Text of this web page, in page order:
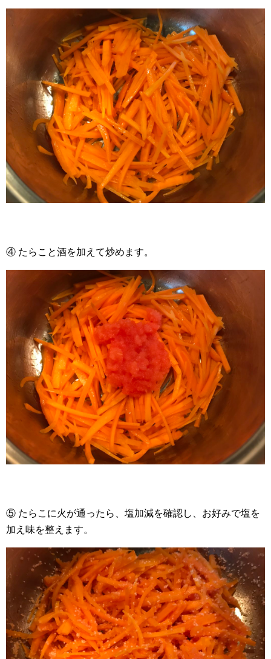
④ たらこと酒を加えて炒めます。
⑤ たらこに火が通ったら、塩加減を確認し、お好みで塩を
加え味を整えます。